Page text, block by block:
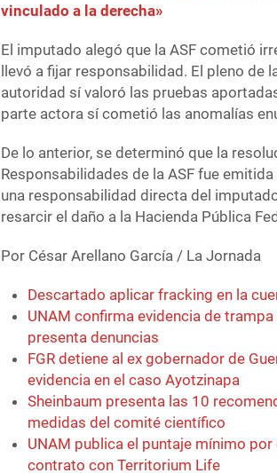
vinculado a la derecha»
El imputado alegó que la ASF cometió
llevó a fijar responsabilidad. El pleno de
autoridad sí valoró las pruebas
parte actora sí cometió las anomalías
De lo anterior, se determinó que la
Responsabilidades de la ASF fue
una responsabilidad directa del
resarcir el daño a la Hacienda Pública
Por César Arellano García / La Jornada
Descartado aplicar fracking en la
UNAM confirma evidencia de
presenta denuncias
FGR detiene al ex gobernador de
evidencia en el caso Ayotzinapa
Sheinbaum presenta las 10
medidas del comité científico
UNAM publica el puntaje mínimo
contrato con Territorium Life